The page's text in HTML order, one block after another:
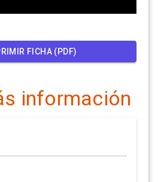
FICHA (PDF)
información